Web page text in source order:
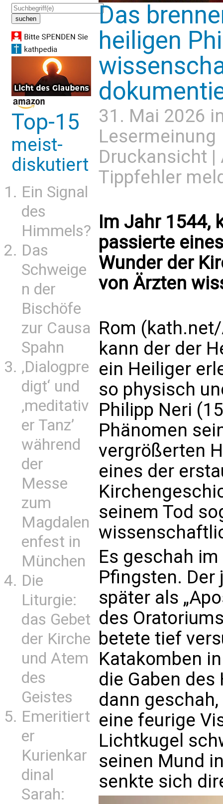
Top-15
meist-
diskutiert
Ein Signal
des
Himmels?
Das
Schweige
n der
Bischöfe
zur Causa
Spahn
‚Dialogpre
digt‘ und
‚meditativ
er Tanz’
während
der
Messe
zum
Magdalen
enfest in
München
Die
Liturgie:
das Gebet
der Kirche
und Atem
des
Geistes
Emeritiert
er
Kurienkar
dinal
Sarah:
Das
heiligen
31. Mai 2026
Lesermeinung
Druckansicht |
Tippfehler
Im Jahr 1544,
passierte
Wunder der
von Ärzten
Rom
kann der der
ein Heiliger
so physisch
Philipp Neri
Phänomen
vergrößerten
eines der
seinem Tod
Es geschah
Pfingsten. Der
später als
des
betete tief
Katakomben
die Gaben des
dann
eine feurige
Lichtkugel
seinen Mund
senkte sich